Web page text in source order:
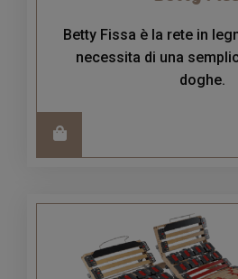
Betty Fissa è la rete in
necessita di una
doghe.